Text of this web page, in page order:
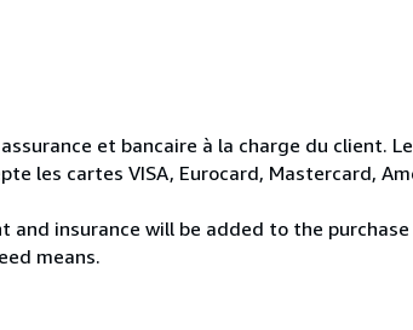
et bancaire à la charge du client.
les cartes VISA, Eurocard, Mastercard,
and insurance will be added to the purchase
means.